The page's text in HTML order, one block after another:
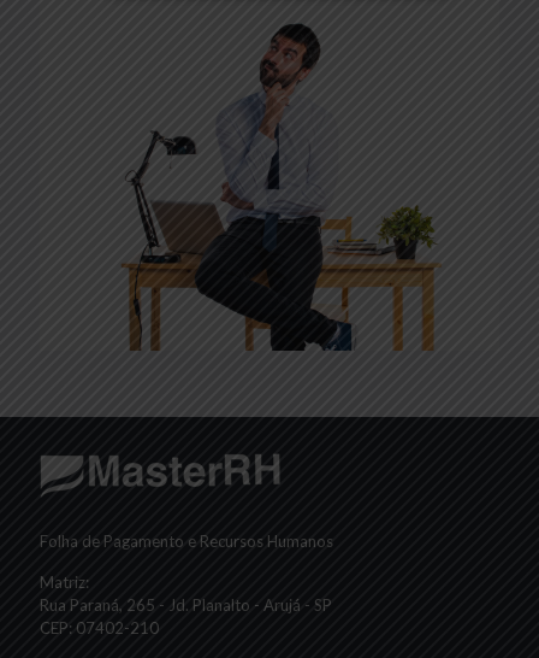
Folha de Pagamento e Recursos Humanos
Matriz:
Rua Paraná, 265 - Jd. Planalto - Arujá - SP
CEP: 07402-210